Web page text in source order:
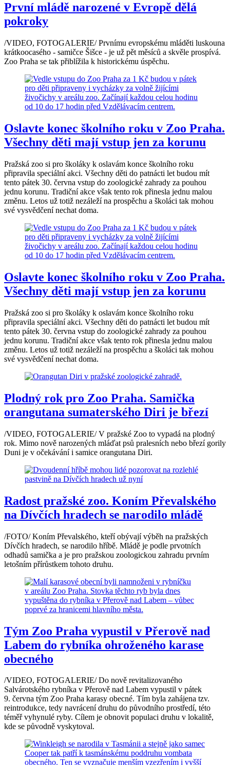
První mládě narozené v Evropě dělá
pokroky
/VIDEO, FOTOGALERIE/ Prvnímu evropskému mláděti luskouna
krátkoocasého - samičce Šišce - je už pět měsíců a skvěle prospívá.
Zoo Praha se tak přiblížila k historickému úspěchu.
Oslavte konec školního roku v Zoo Praha.
Všechny děti mají vstup jen za korunu
Pražská zoo si pro školáky k oslavám konce školního roku
připravila speciální akci. Všechny děti do patnácti let budou mít
tento pátek 30. června vstup do zoologické zahrady za pouhou
jednu korunu. Tradiční akce však tento rok přinesla jednu malou
změnu. Letos už totiž nezáleží na prospěchu a školáci tak mohou
své vysvědčení nechat doma.
Oslavte konec školního roku v Zoo Praha.
Všechny děti mají vstup jen za korunu
Pražská zoo si pro školáky k oslavám konce školního roku
připravila speciální akci. Všechny děti do patnácti let budou mít
tento pátek 30. června vstup do zoologické zahrady za pouhou
jednu korunu. Tradiční akce však tento rok přinesla jednu malou
změnu. Letos už totiž nezáleží na prospěchu a školáci tak mohou
své vysvědčení nechat doma.
Plodný rok pro Zoo Praha. Samička
orangutana sumaterského Diri je březí
/VIDEO, FOTOGALERIE/ V pražské Zoo to vypadá na plodný
rok. Mimo nově narozených mláďat psů pralesních nebo březí gorily
Duni je v očekávání i samice orangutana Diri.
Radost pražské zoo. Koním Převalského
na Dívčích hradech se narodilo mládě
/FOTO/ Koním Převalského, kteří obývají výběh na pražských
Dívčích hradech, se narodilo hříbě. Mládě je podle prvotních
odhadů samička a je pro pražskou zoologickou zahradu prvním
letošním přírůstkem tohoto druhu.
Tým Zoo Praha vypustil v Přerově nad
Labem do rybníka ohroženého karase
obecného
/VIDEO, FOTOGALERIE/ Do nově revitalizovaného
Salvárotského rybníka v Přerově nad Labem vypustil v pátek
9. června tým Zoo Praha karasy obecné. Tím byla zahájena tzv.
reintrodukce, tedy navrácení druhu do původního prostředí, této
téměř vyhynulé ryby. Cílem je obnovit populaci druhu v lokalitě,
kde se původně vyskytoval.